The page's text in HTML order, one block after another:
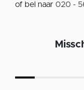
of bel naar 020 -